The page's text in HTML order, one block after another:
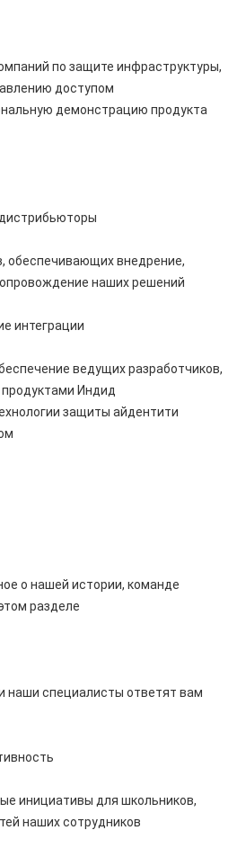
по защите инфраструктуры,
доступом
демонстрацию продукта
обеспечивающих внедрение,
наших решений
интеграции
ведущих разработчиков,
Индид
защиты айдентити
о нашей истории, команде
разделе
наши специалисты ответят вам
инициативы для школьников,
наших сотрудников